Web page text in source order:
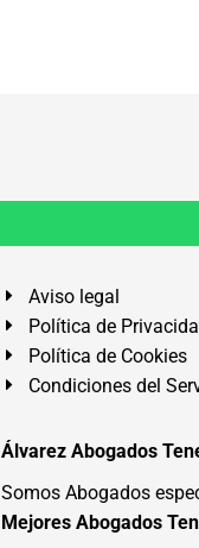
Aviso legal
Política de
Política de Cookies
Condiciones del
Álvarez Abogados
Somos Abogados
Mejores Abogados